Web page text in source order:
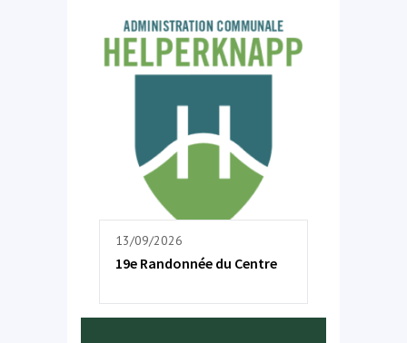
13/09/2026
19e Randonnée du Centre